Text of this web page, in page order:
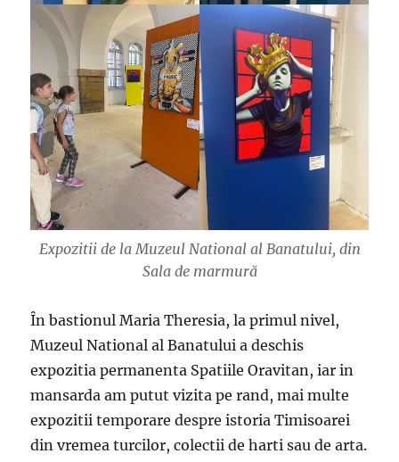
Expozitii de la Muzeul National al Banatului, din
Sala de marmură
În bastionul Maria Theresia, la primul nivel,
Muzeul National al Banatului a deschis
expozitia permanenta Spatiile Oravitan, iar in
mansarda am putut vizita pe rand, mai multe
expozitii temporare despre istoria Timisoarei
din vremea turcilor, colectii de harti sau de arta.